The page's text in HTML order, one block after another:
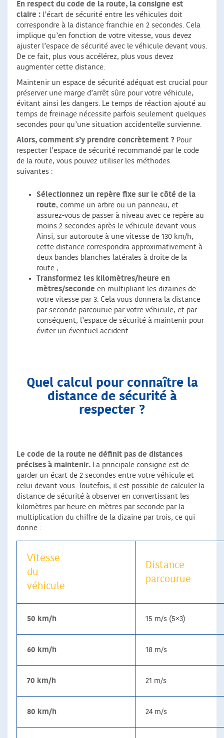
En respect du code de la route, la consigne est
claire : l’écart de sécurité entre les véhicules doit
correspondre à la distance franchie en 2 secondes. Cela
implique qu’en fonction de votre vitesse, vous devez
ajuster l’espace de sécurité avec le véhicule devant vous.
De ce fait, plus vous accélérez, plus vous devez
augmenter cette distance.
Maintenir un espace de sécurité adéquat est crucial pour
préserver une marge d’arrêt sûre pour votre véhicule,
évitant ainsi les dangers. Le temps de réaction ajouté au
temps de freinage nécessite parfois seulement quelques
secondes pour qu’une situation accidentelle survienne.
Alors, comment s’y prendre concrètement ? Pour
respecter l’espace de sécurité recommandé par le code
de la route, vous pouvez utiliser les méthodes
suivantes :
Sélectionnez un repère fixe sur le côté de la
route, comme un arbre ou un panneau, et
assurez-vous de passer à niveau avec ce repère au
moins 2 secondes après le véhicule devant vous.
Ainsi, sur autoroute à une vitesse de 130 km/h,
cette distance correspondra approximativement à
deux bandes blanches latérales à droite de la
route ;
Transformez les kilomètres/heure en
mètres/seconde en multipliant les dizaines de
votre vitesse par 3. Cela vous donnera la distance
par seconde parcourue par votre véhicule, et par
conséquent, l’espace de sécurité à maintenir pour
éviter un éventuel accident.
Quel calcul pour connaître la
distance de sécurité à
respecter ?
Le code de la route ne définit pas de distances
précises à maintenir. La principale consigne est de
garder un écart de 2 secondes entre votre véhicule et
celui devant vous. Toutefois, il est possible de calculer la
distance de sécurité à observer en convertissant les
kilomètres par heure en mètres par seconde par la
multiplication du chiffre de la dizaine par trois, ce qui
donne :
Vitesse
du
véhicule
Distance
parcourue
50 km/h 15 m/s (5×3)
60 km/h 18 m/s
70 km/h 21 m/s
80 km/h 24 m/s